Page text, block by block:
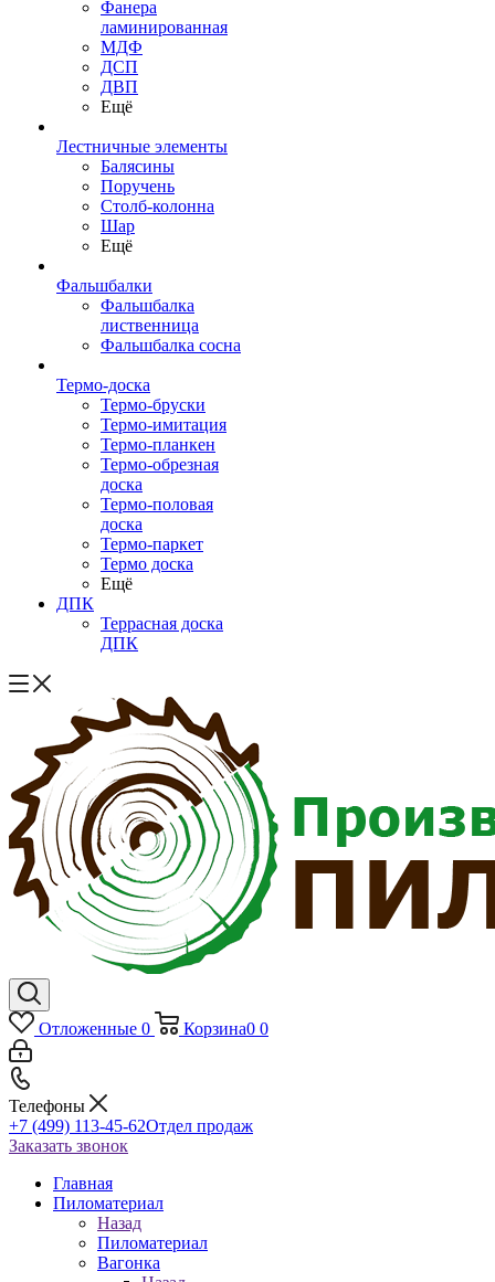
Фанера
ламинированная
МДФ
ДСП
ДВП
Ещё
Лестничные элементы
Балясины
Поручень
Столб-колонна
Шар
Ещё
Фальшбалки
Фальшбалка
лиственница
Фальшбалка сосна
Термо-доска
Термо-бруски
Термо-имитация
Термо-планкен
Термо-обрезная
доска
Термо-половая
доска
Термо-паркет
Термо доска
Ещё
ДПК
Террасная доска
ДПК
Отложенные 0 Корзина0 0
Телефоны
+7 (499) 113-45-62Отдел продаж
Заказать звонок
Главная
Пиломатериал
Назад
Пиломатериал
Вагонка